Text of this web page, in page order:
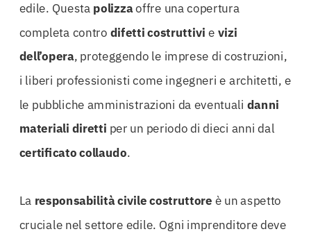
edile. Questa polizzaoffre una copertura
completa contro difetti costruttivi e vizi
dell’opera, proteggendo le imprese di costruzioni,
i liberi professionisti come ingegneri e architetti, e
le pubbliche amministrazioni da eventuali danni
materiali diretti per un periodo di dieci anni dal
certificato collaudo.
La responsabilità civile costruttore è un aspetto
cruciale nel settore edile. Ogni imprenditore deve